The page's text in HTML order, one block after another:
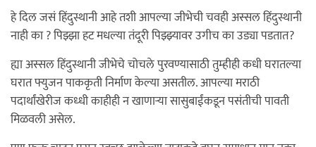
हे दिल जसं हिंदुस्थानी आहे तशी आपल्या जीभेची चवही अस्सल हिंदुस्थानी
नाही का ? पिझ्झा हट मधल्या तंदूरी पिझ्झ्यावर उगीच का उड्या पडतात?
ह्या अस्सल हिंदुस्थानी जीभेचे चोचले पुरवण्यासाठी तुम्हीही कधी घरातल्या
घरात फ्युजन पाककृती निर्माण केल्या असतील. आपल्या मराठी
पदार्थांखेरीज कध्धी काहीही न खाणार्‍या सासुबाईंकडून पसंतीची पावती
मिळवली असेल.